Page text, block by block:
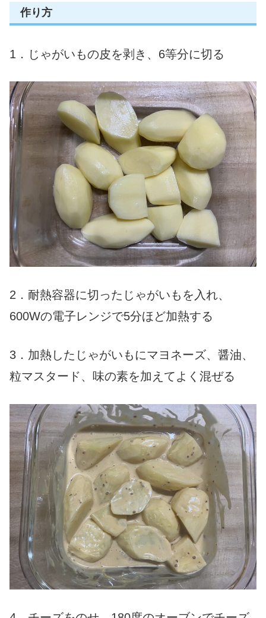
作り方
1．じゃがいもの皮を剥き、6等分に切る
2．耐熱容器に切ったじゃがいもを入れ、
600Wの電子レンジで5分ほど加熱する
3．加熱したじゃがいもにマヨネーズ、醤油、
粒マスタード、味の素を加えてよく混ぜる